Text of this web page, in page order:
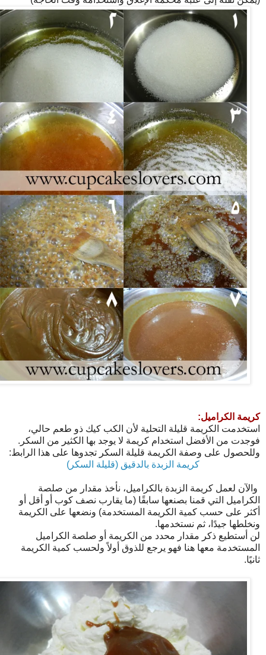
كريمة الكراميل:
استخدمت الكريمة قليلة التحلية لأن الكب كيك ذو طعم حالي،
فوجدت من الأفضل استخدام كريمة لا يوجد بها الكثير من السكر.
وللحصول على وصفة الكريمة قليلة السكر تجدوها على هذا الرابط:
كريمة الزبدة بالدقيق (قليلة السكر)
والآن لعمل كريمة الزبدة بالكراميل، نأخذ مقدار من صلصة
الكراميل التي قمنا بصنعها سابقًا (ما يقارب نصف كوب أو أقل أو
أكثر على حسب كمية الكريمة المستخدمة) ونضعها على الكريمة
ونخلطها جيدًا، ثم نستخدمها.
لن أستطيع ذكر مقدار محدد من الكريمة أو صلصة الكراميل
المستخدمة معها هنا فهو يرجع للذوق أولاً ولحسب كمية الكريمة
ثانيًا.